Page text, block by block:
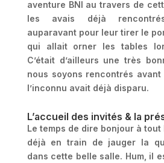
aventure BNI au travers de
les avais déjà
auparavant pour leur tirer le
qui allait orner les tables
C’était d’ailleurs une très
nous soyons rencontrés
l’inconnu avait déjà disparu.
L’accueil des invités & la
Le temps de dire bonjour à tout
déjà en train de jauger la
dans cette belle salle. Hum, il